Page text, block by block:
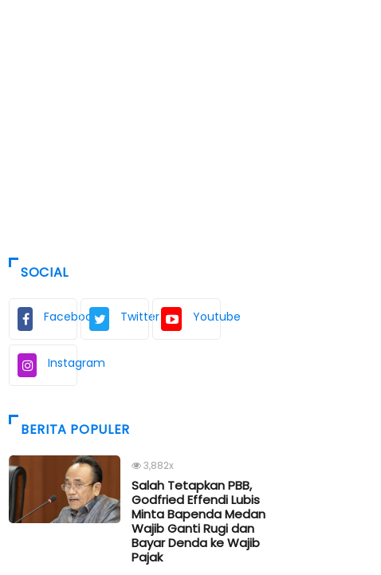
SOCIAL
Facebook Twitter Youtube
Instagram
BERITA POPULER
3,882x
Salah Tetapkan PBB,
Godfried Effendi Lubis
Minta Bapenda Medan
Wajib Ganti Rugi dan
Bayar Denda ke Wajib
Pajak